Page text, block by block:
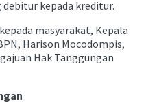
kepada kreditur.
masyarakat, Kepala
Harison Mocodompis,
Hak Tanggungan